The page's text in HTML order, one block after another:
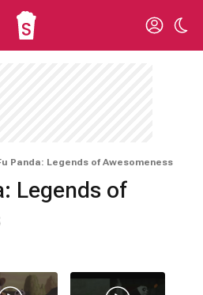
Panda: Legends of Awesomeness
Legends of